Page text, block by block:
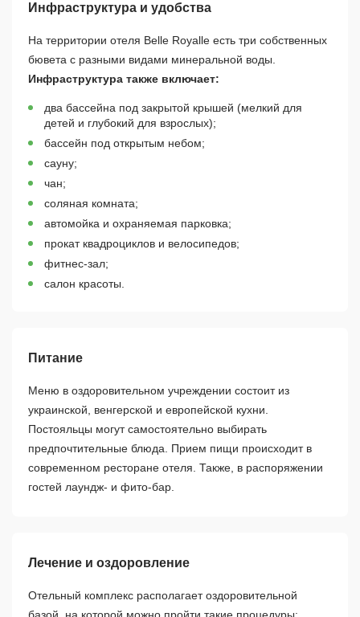
Инфраструктура и удобства
На территории отеля Belle Royalle есть три собственных
бювета с разными видами минеральной воды.
Инфраструктура также включает:
два бассейна под закрытой крышей (мелкий для
детей и глубокий для взрослых);
бассейн под открытым небом;
сауну;
чан;
соляная комната;
автомойка и охраняемая парковка;
прокат квадроциклов и велосипедов;
фитнес-зал;
салон красоты.
Питание
Меню в оздоровительном учреждении состоит из
украинской, венгерской и европейской кухни.
Постояльцы могут самостоятельно выбирать
предпочтительные блюда. Прием пищи происходит в
современном ресторане отеля. Также, в распоряжении
гостей лаундж- и фито-бар.
Лечение и оздоровление
Отельный комплекс располагает оздоровительной